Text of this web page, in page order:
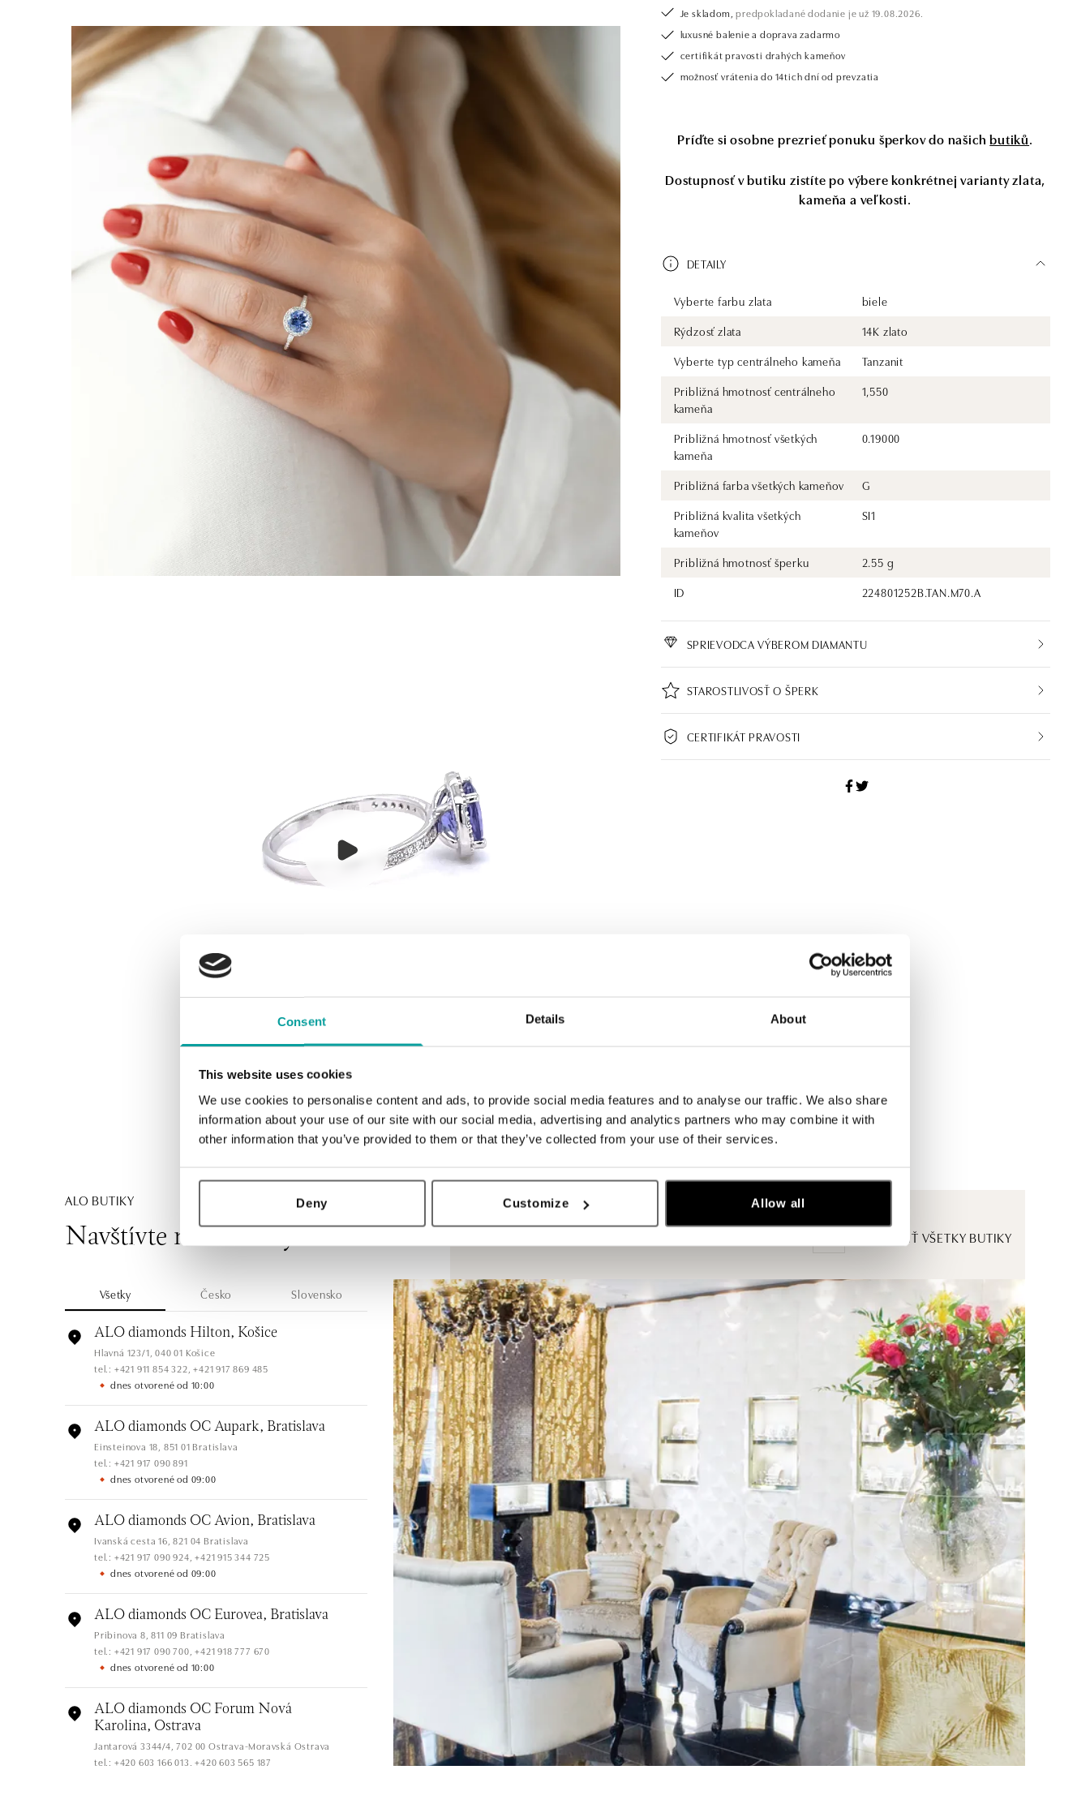
Consent Details About
This website uses cookies
We use cookies to personalise content and ads, to provide social media features and to analyse our traffic. We also share
information about your use of our site with our social media, advertising and analytics partners who may combine it with
other information that you’ve provided to them or that they’ve collected from your use of their services.
Deny Customize Allow all
Je skladom, predpokladané dodanie je už 19.08.2026.
luxusné balenie a doprava zadarmo
certifikát pravosti drahých kameňov
možnosť vrátenia do 14tich dní od prevzatia
Príďte si osobne prezrieť ponuku šperkov do našichbutiků.
Dostupnosť v butiku zistíte po výbere konkrétnej varianty zlata,
kameňa a veľkosti.
DETAILY
Vyberte farbu zlata
biele
Rýdzosť zlata
14K zlato
Vyberte typ centrálneho kameňa
Tanzanit
Približná hmotnosť centrálneho
kameňa
1,550
Približná hmotnosť všetkých
kameňa
0.19000
Približná farba všetkých kameňov
G
Približná kvalita všetkých
kameňov
SI1
Približná hmotnosť šperku
2.55 g
ID
224801252B.TAN.M70.A
SPRIEVODCA VÝBEROM DIAMANTU
STAROSTLIVOSŤ O ŠPERK
CERTIFIKÁT PRAVOSTI
ALO BUTIKY
Navštívte naše butiky ZOBRAZIŤ VŠETKY BUTIKY
Všetky Česko Slovensko
ALO diamonds Hilton, Košice
Hlavná 123/1, 040 01 Košice
tel.: +421 911 854 322, +421 917 869 485
dnes otvorené od 10:00
ALO diamonds OC Aupark, Bratislava
Einsteinova 18, 851 01 Bratislava
tel.: +421 917 090 891
dnes otvorené od 09:00
ALO diamonds OC Avion, Bratislava
Ivanská cesta 16, 821 04 Bratislava
tel.: +421 917 090 924, +421 915 344 725
dnes otvorené od 09:00
ALO diamonds OC Eurovea, Bratislava
Pribinova 8, 811 09 Bratislava
tel.: +421 917 090 700, +421 918 777 670
dnes otvorené od 10:00
ALO diamonds OC Forum Nová
Karolina, Ostrava
Jantarová 3344/4, 702 00 Ostrava-Moravská Ostrava
tel.: +420 603 166 013, +420 603 565 187